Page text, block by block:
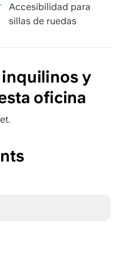
Accesibilidad para
sillas de ruedas
y
oficina